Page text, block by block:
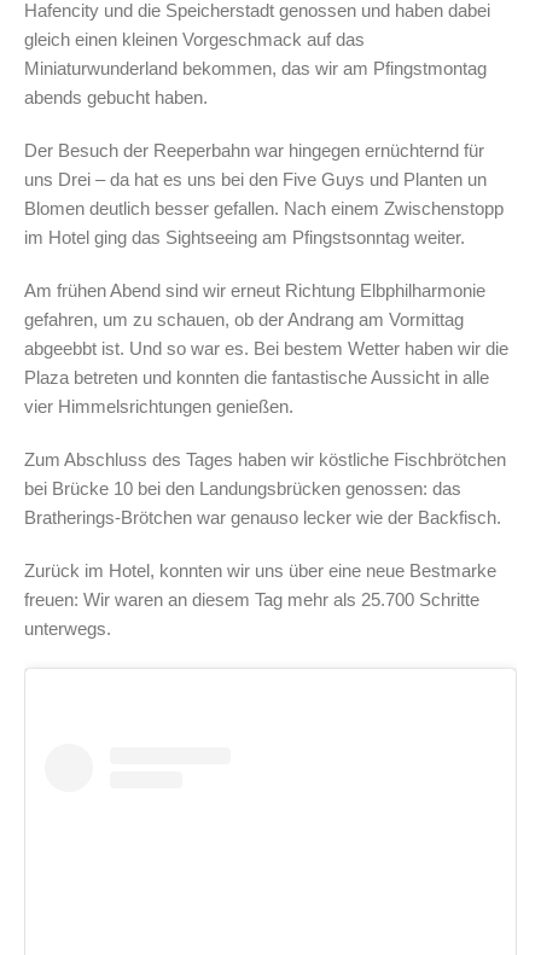
Hafencity und die Speicherstadt genossen und haben dabei
gleich einen kleinen Vorgeschmack auf das
Miniaturwunderland bekommen, das wir am Pfingstmontag
abends gebucht haben.
Der Besuch der Reeperbahn war hingegen ernüchternd für
uns Drei – da hat es uns bei den Five Guys und Planten un
Blomen deutlich besser gefallen. Nach einem Zwischenstopp
im Hotel ging das Sightseeing am Pfingstsonntag weiter.
Am frühen Abend sind wir erneut Richtung Elbphilharmonie
gefahren, um zu schauen, ob der Andrang am Vormittag
abgeebbt ist. Und so war es. Bei bestem Wetter haben wir die
Plaza betreten und konnten die fantastische Aussicht in alle
vier Himmelsrichtungen genießen.
Zum Abschluss des Tages haben wir köstliche Fischbrötchen
bei Brücke 10 bei den Landungsbrücken genossen: das
Bratherings-Brötchen war genauso lecker wie der Backfisch.
Zurück im Hotel, konnten wir uns über eine neue Bestmarke
freuen: Wir waren an diesem Tag mehr als 25.700 Schritte
unterwegs.